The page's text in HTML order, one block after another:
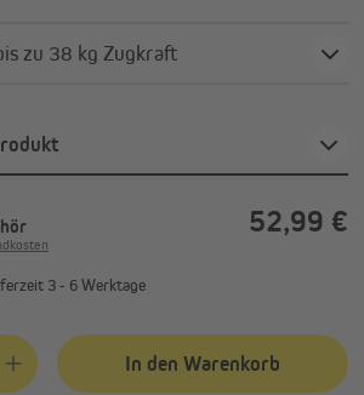
| bis zu 38 kg Zugkraft
52,99 €
3 - 6 Werktage
Gib den gewünschten Wert ein oder
In den Warenkorb